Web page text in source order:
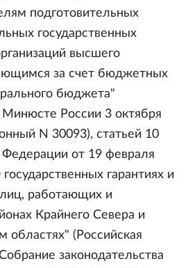
подготовительных
государственных
высшего
за счет бюджетных
бюджета"
Минюсте России 3 октября
N 30093), статьей 10
Федерации от 19 февраля
гарантиях и
работающих и
Крайнего Севера и
областях" (Российская
законодательства